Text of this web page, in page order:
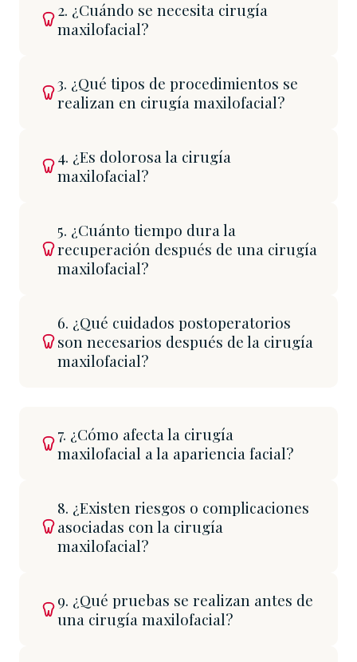
2. ¿Cuándo se necesita cirugía
maxilofacial?
3. ¿Qué tipos de procedimientos se
realizan en cirugía maxilofacial?
4. ¿Es dolorosa la cirugía
maxilofacial?
5. ¿Cuánto tiempo dura la
recuperación después de una cirugía
maxilofacial?
6. ¿Qué cuidados postoperatorios
son necesarios después de la cirugía
maxilofacial?
7. ¿Cómo afecta la cirugía
maxilofacial a la apariencia facial?
8. ¿Existen riesgos o complicaciones
asociadas con la cirugía
maxilofacial?
9. ¿Qué pruebas se realizan antes de
una cirugía maxilofacial?